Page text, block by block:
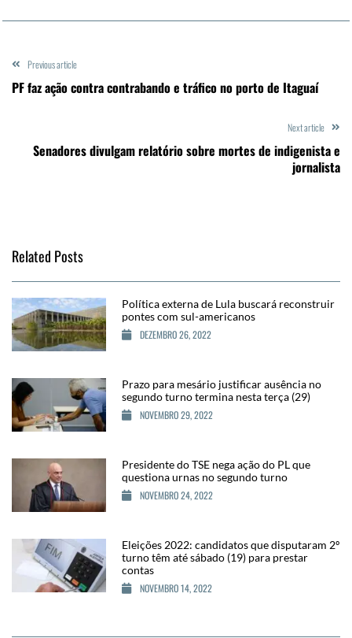
Previous article
PF faz ação contra contrabando e tráfico no porto de Itaguaí
Next article
Senadores divulgam relatório sobre mortes de indigenista e
jornalista
Related Posts
Política externa de Lula buscará reconstruir
pontes com sul-americanos
DEZEMBRO 26, 2022
Prazo para mesário justificar ausência no
segundo turno termina nesta terça (29)
NOVEMBRO 29, 2022
Presidente do TSE nega ação do PL que
questiona urnas no segundo turno
NOVEMBRO 24, 2022
Eleições 2022: candidatos que disputaram 2º
turno têm até sábado (19) para prestar
contas
NOVEMBRO 14, 2022